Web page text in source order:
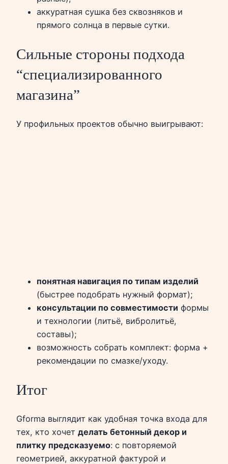
аккуратная сушка без сквозняков и
прямого солнца в первые сутки.
Сильные стороны подхода
“специализированного
магазина”
У профильных проектов обычно выигрывают:
понятная навигация по типам изделий
(быстрее подобрать нужный формат);
консультации по совместимости формы
и технологии (литьё, вибролитьё,
составы);
возможность собрать комплект: форма +
рекомендации по смазке/уходу.
Итог
Gforma выглядит как удобная точка входа для
тех, кто хочет делать бетонный декор и
плитку предсказуемо: с повторяемой
геометрией, аккуратной фактурой и